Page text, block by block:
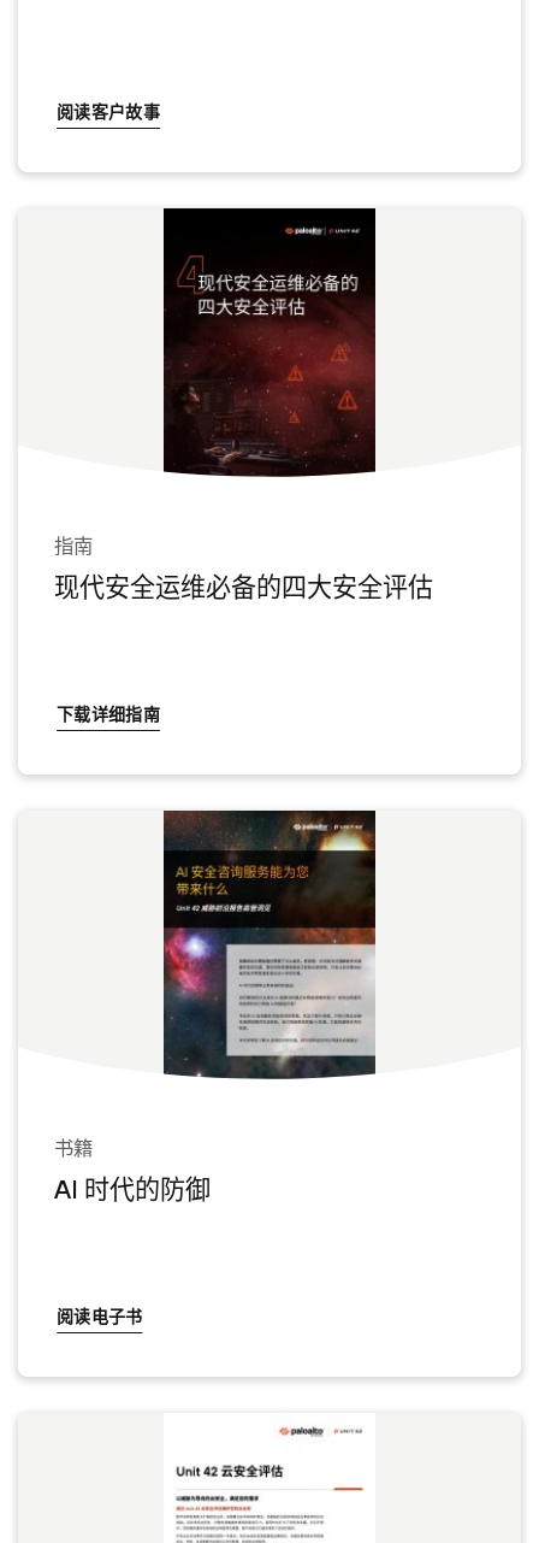
阅读客户故事
指南
现代安全运维必备的四大安全评估
下载详细指南
书籍
AI 时代的防御
阅读电子书